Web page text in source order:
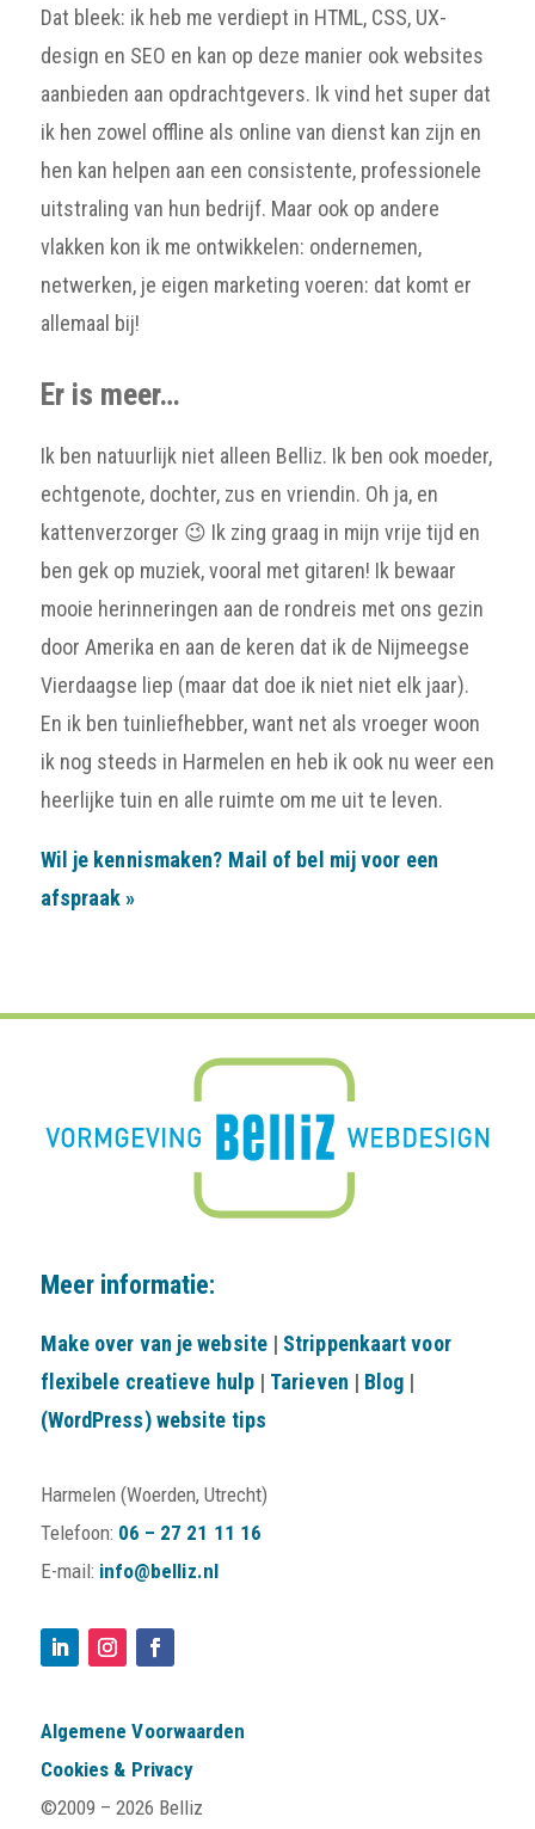
Dat bleek: ik heb me verdiept in HTML, CSS, UX-
design en SEO en kan op deze manier ook websites
aanbieden aan opdrachtgevers. Ik vind het super dat
ik hen zowel offline als online van dienst kan zijn en
hen kan helpen aan een consistente, professionele
uitstraling van hun bedrijf. Maar ook op andere
vlakken kon ik me ontwikkelen: ondernemen,
netwerken, je eigen marketing voeren: dat komt er
allemaal bij!
Er is meer…
Ik ben natuurlijk niet alleen Belliz. Ik ben ook moeder,
echtgenote, dochter, zus en vriendin. Oh ja, en
kattenverzorger 😉 Ik zing graag in mijn vrije tijd en
ben gek op muziek, vooral met gitaren! Ik bewaar
mooie herinneringen aan de rondreis met ons gezin
door Amerika en aan de keren dat ik de Nijmeegse
Vierdaagse liep (maar dat doe ik niet niet elk jaar).
En ik ben tuinliefhebber, want net als vroeger woon
ik nog steeds in Harmelen en heb ik ook nu weer een
heerlijke tuin en alle ruimte om me uit te leven.
Wil je kennismaken? Mail of bel mij voor een
afspraak »
Meer informatie:
Make over van je website | Strippenkaart voor
flexibele creatieve hulp | Tarieven | Blog |
(WordPress) website tips
Harmelen (Woerden, Utrecht)
Telefoon: 06 – 27 21 11 16
E-mail: info@belliz.nl
Algemene Voorwaarden
Cookies & Privacy
©2009 – 2026 Belliz